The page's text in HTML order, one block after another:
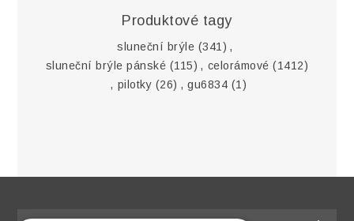
Produktové tagy
sluneční brýle (341) ,
sluneční brýle pánské (115) , celorámové (1412)
, pilotky (26) , gu6834 (1)